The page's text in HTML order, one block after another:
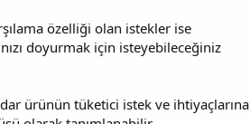
özelliği olan istekler ise
doyurmak için isteyebileceğiniz
ürünün tüketici istek ve ihtiyaçlarına